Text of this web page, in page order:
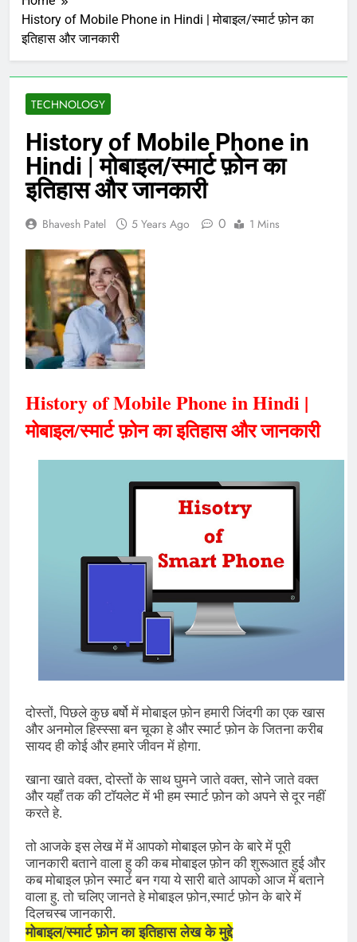
History of Mobile Phone in Hindi | मोबाइल/स्मार्ट फ़ोन का
इतिहास और जानकारी
TECHNOLOGY
History of Mobile Phone in
Hindi | मोबाइल/स्मार्ट फ़ोन का
इतिहास और जानकारी
Bhavesh Patel 5 Years Ago 0 1 Mins
History of Mobile Phone in Hindi |
मोबाइल/स्मार्ट फ़ोन का इतिहास और जानकारी
दोस्तों, पिछले कुछ बर्षो में मोबाइल फ़ोन हमारी जिंदगी का एक खास
और अनमोल हिस्स्सा बन चूका हे और स्मार्ट फ़ोन के जितना करीब
सायद ही कोई और हमारे जीवन में होगा.
खाना खाते वक्त, दोस्तों के साथ घुमने जाते वक्त, सोने जाते वक्त
और यहाँ तक की टॉयलेट में भी हम स्मार्ट फ़ोन को अपने से दूर नहीं
करते हे.
तो आजके इस लेख में में आपको मोबाइल फ़ोन के बारे में पूरी
जानकारी बताने वाला हु की कब मोबाइल फ़ोन की शुरूआत हुई और
कब मोबाइल फ़ोन स्मार्ट बन गया ये सारी बाते आपको आज में बताने
वाला हु. तो चलिए जानते हे मोबाइल फ़ोन,स्मार्ट फ़ोनके बारे में
दिलचस्ब जानकारी.
मोबाइल/स्मार्ट फ़ोन का इतिहास लेख के मुद्दे